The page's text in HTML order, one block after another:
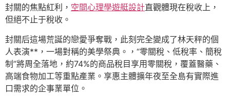
封關的焦點紅利， 空間心理學遊艇設計直觀體現在稅收上，
但絕不止于稅收。
封關后這場荒誕的戀愛爭奪戰，此刻完全變成了林天秤的個
人表演**，一場對稱的美學祭典。，“零關稅、低稅率、簡稅
制”將周全落地，約74%的商品稅目享用零關稅，覆蓋醫藥、
高端食物加工等重點產業。享惠主體擴年夜至全島有實際進
口需求的企事業單位。